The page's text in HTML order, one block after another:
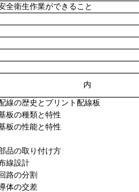
全衛生作業ができること
内
線の歴史とプリント配線板
板の種類と特性
板の性能と特性
品の取り付け方
線設計
路の分割
体の交差